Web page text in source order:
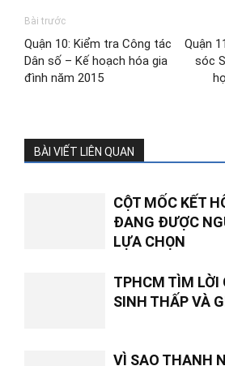
Bài trước
Quận 10: Kiểm tra Công tác
Dân số – Kế hoạch hóa gia
đình năm 2015
Quận
sóc
BÀI VIẾT LIÊN QUAN
CỘT MỐC KẾT
ĐANG ĐƯỢC
LỰA CHỌN
TPHCM TÌM LỜI
SINH THẤP VÀ
VÌ SAO THANH